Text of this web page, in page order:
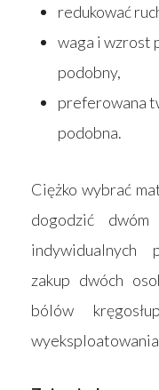
redukować
waga i wzrost
podobny,
preferowana
podobna.
Ciężko wybrać
dogodzić
indywidualnych
zakup dwóch
bólów